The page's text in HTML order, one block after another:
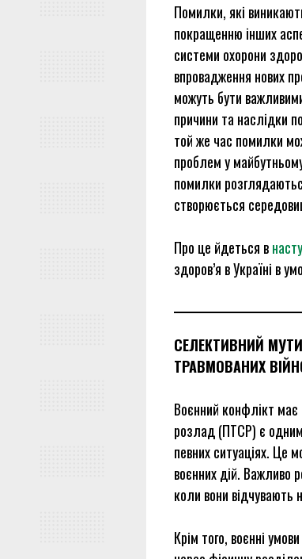
Помилки, які
покращенню інших
системи охорони
впровадження нових
можуть бути
причини та наслідки
той же час помилки
проблем у
помилки
створюється
Про це йдеться в
здоров’я в Україні в
СЕЛЕКТИВНИЙ
ТРАВМОВАНИХ
Воєнний конфлікт має
розлад (ПТСР) є одним
певних ситуаціях. Це
воєнних дій. Важливо
коли вони відчувають
Крім того, воєнні